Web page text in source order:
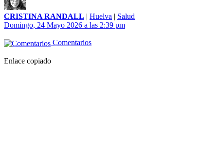
CRISTINA RANDALL | Huelva | Salud
Domingo, 24 Mayo 2026 a las 2:39 pm
Comentarios
Enlace copiado